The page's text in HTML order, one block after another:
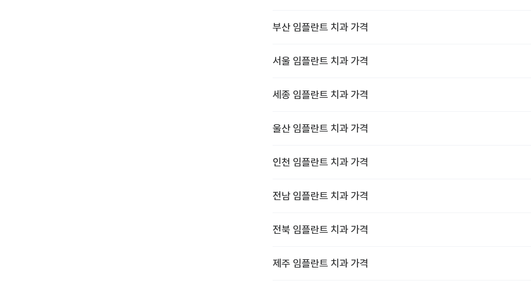
부산 임플란트 치과 가격
서울 임플란트 치과 가격
세종 임플란트 치과 가격
울산 임플란트 치과 가격
인천 임플란트 치과 가격
전남 임플란트 치과 가격
전북 임플란트 치과 가격
제주 임플란트 치과 가격